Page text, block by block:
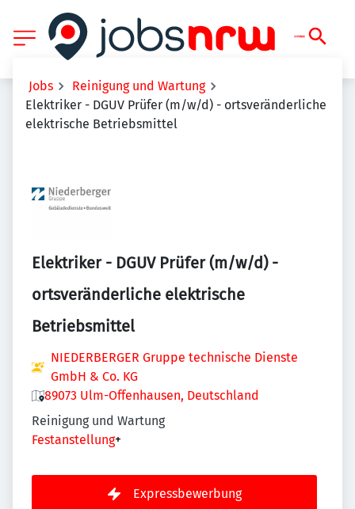
Jobs
Reinigung und Wartung
Elektriker - DGUV Prüfer (m/w/d) - ortsveränderliche
elektrische Betriebsmittel
Elektriker - DGUV Prüfer (m/w/d) -
ortsveränderliche elektrische
Betriebsmittel
NIEDERBERGER Gruppe technische Dienste
GmbH & Co. KG
89073 Ulm-Offenhausen, Deutschland
Reinigung und Wartung
Festanstellung+
Expressbewerbung